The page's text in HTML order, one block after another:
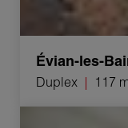
Évian-les-
Duplex 117